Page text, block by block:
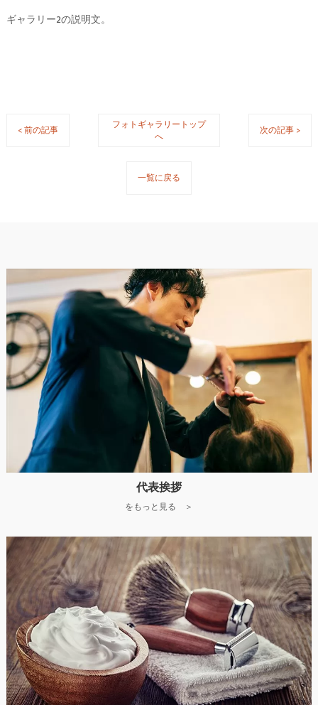
ギャラリー2の説明文。
< 前の記事
フォトギャラリートップ
へ
次の記事 >
一覧に戻る
代表挨拶
をもっと見る ＞